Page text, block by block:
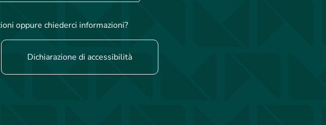
oppure chiederci informazioni?
Dichiarazione di accessibilità